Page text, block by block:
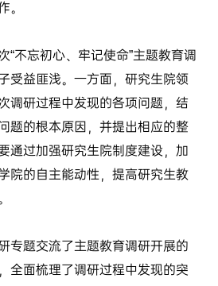
。
“不忘初心、牢记使命”主题教育调
受益匪浅。一方面，研究生院领
调研过程中发现的各项问题，结
题的根本原因，并提出相应的整
通过加强研究生院制度建设，加
院的自主能动性，提高研究生教
专题交流了主题教育调研开展的
全面梳理了调研过程中发现的突